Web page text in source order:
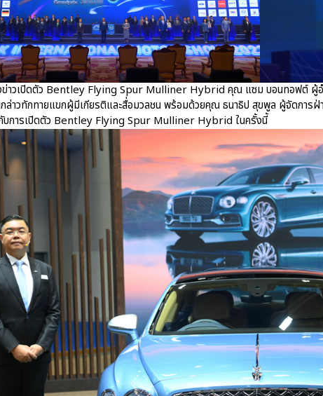
ข่าวเปิดตัว Bentley Flying Spur Mulliner Hybrid คุณ แซม บอนทอฟต์ ผู้อำ
ล่าวทักทายแขกผู้มีเกียรติและสื่อมวลชน พร้อมด้วยคุณ ธนาธิป สุขพูล ผู้จัดการฝ่
กับการเปิดตัว Bentley Flying Spur Mulliner Hybrid ในครั้งนี้